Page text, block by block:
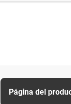
Página del